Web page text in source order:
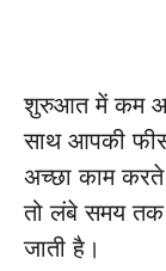
शुरुआत में कम
साथ आपकी
अच्छा काम
तो लंबे समय तक
जाती है।